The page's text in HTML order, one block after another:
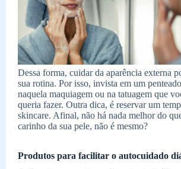
Dessa forma, cuidar da aparência externa
sua rotina. Por isso, invista em um
naquela maquiagem ou na tatuagem que
queria fazer. Outra dica, é reservar um
skincare. Afinal, não há nada melhor do
carinho da sua pele, não é mesmo?
Produtos para facilitar o autocuidado